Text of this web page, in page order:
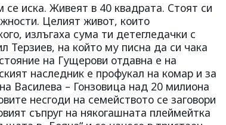
иска. Живеят в 40 квадрата. Стоят си
Целият живот, които
излъгаха сума ти детегледачки с
Терзиев, на който му писна да си чака
на Гущерови отдавна е на
наследник е профукал на комар и за
Василева – Гонзовица над 20 милиона
несгоди на семейството се заговори
съпруг на някогашната плеймейтка